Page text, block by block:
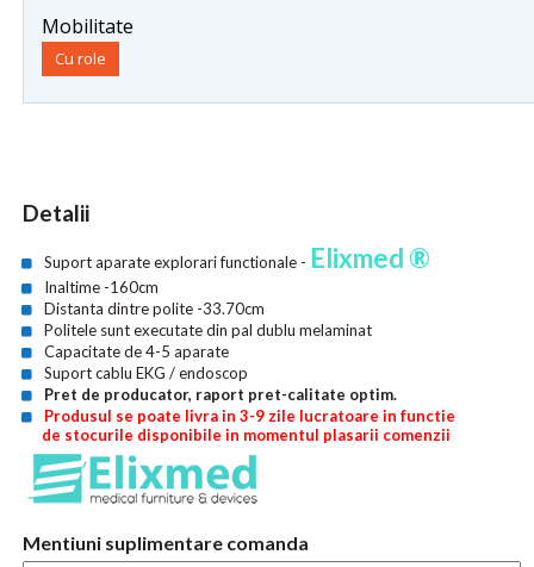
Detalii
Suport aparate explorari functionale - Elixmed ®
Inaltime -160cm
Distanta dintre polite -33.70cm
Politele sunt executate din pal dublu melaminat
Capacitate de 4-5 aparate
Suport cablu EKG / endoscop
Pret de producator, raport pret-calitate optim.
Produsul se poate livra in 3-9 zile lucratoare in functie
de stocurile disponibile in momentul plasarii comenzii
Mobilitate
Cu role
Mentiuni suplimentare comanda